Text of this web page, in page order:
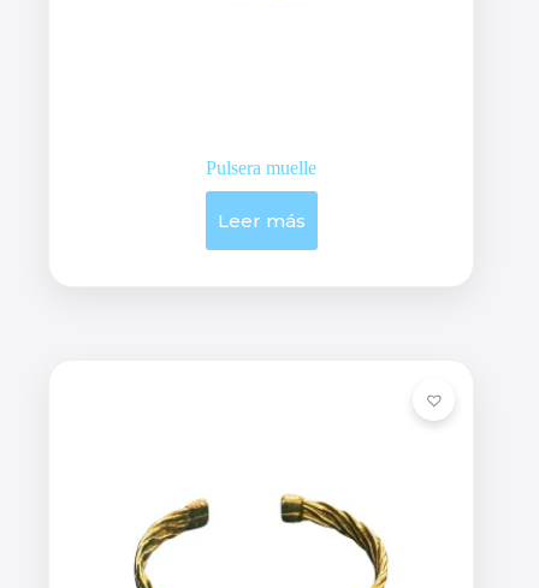
Pulsera muelle
Leer más